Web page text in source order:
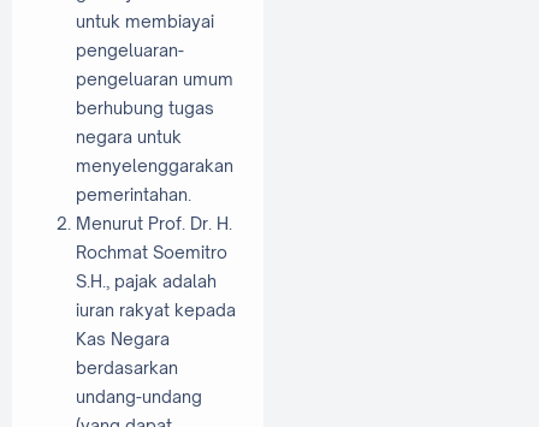
untuk membiayai
pengeluaran-
pengeluaran umum
berhubung tugas
negara untuk
menyelenggarakan
pemerintahan.
Menurut Prof. Dr. H.
Rochmat Soemitro
S.H., pajak adalah
iuran rakyat kepada
Kas Negara
berdasarkan
undang-undang